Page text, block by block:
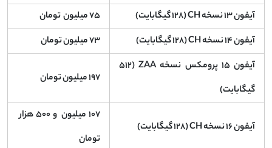
آیفون ۱۳ نسخه CH (۱۲۸ گیگابایت)
۷۵ میلیون تومان
آیفون ۱۴ نسخه CH (۱۲۸ گیگابایت)
۷۳ میلیون تومان
آیفون ۱۵ پرومکس نسخه ZAA (۵۱۲
گیگابایت)
۱۹۷ میلیون تومان
آیفون ۱۶ نسخه CH (۱۲۸ گیگابایت)
۱۰۷ میلیون و ۵۰۰ هزار
تومان